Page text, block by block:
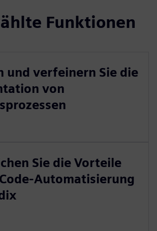
Funktionen
und verfeinern Sie die
von
Sie die Vorteile
Automatisierung